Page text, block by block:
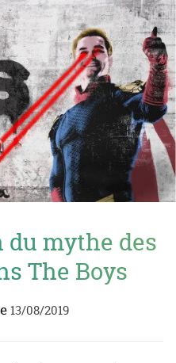
mythe des
The Boys
le 13/08/2019